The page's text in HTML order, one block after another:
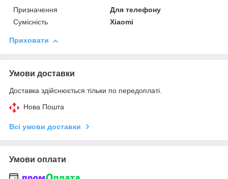
Призначення
Для телефону
Сумісність
Xiaomi
Приховати
Умови доставки
Доставка здійснюється тільки по передоплаті.
Нова Пошта
Всі умови доставки
Умови оплати